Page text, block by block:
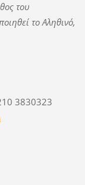
του
το Αληθινό,
3830323